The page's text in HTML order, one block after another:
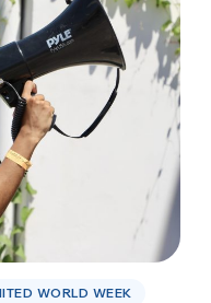
WORLD WEEK